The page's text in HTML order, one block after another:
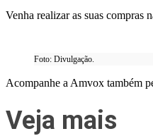
Venha realizar as suas compras
Foto: Divulgação.
Acompanhe a Amvox também
Veja mais